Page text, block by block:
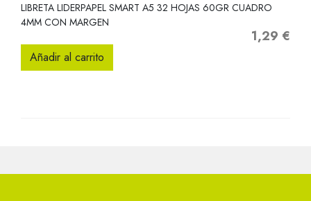
LIBRETA LIDERPAPEL SMART A5 32 HOJAS 60GR CUADRO
4MM CON MARGEN
Precio
1,29 €
Añadir al carrito